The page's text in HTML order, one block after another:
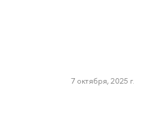
7 октября, 2025 г.